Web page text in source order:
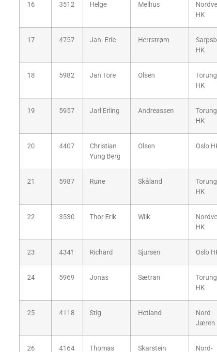
16 3512 Helge Melhus
HK
17 4757 Jan- Eric Herrstrøm
HK
18 5982 Jan Tore Olsen
HK
19 5957 Jarl Erling Andreassen
HK
20 4407
Christian
Yung Berg
Olsen Oslo
21 5987 Rune Skåland
HK
22 3530 Thor Erik Wiik
HK
23 4341 Richard Sjursen Oslo
24 5969 Jonas Sætran
HK
25 4118 Stig Hetland
Nord-
Jæren
26 4164 Thomas Skarstein
Nord-